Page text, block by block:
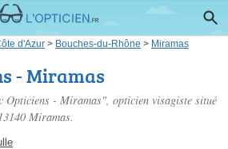
d'Azur > Bouches-du-Rhône > Miramas
- Miramas
Opticiens - Miramas", opticien visagiste situé
Miramas.